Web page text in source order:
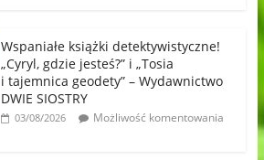
Wspaniałe książki detektywistyczne!
„Cyryl, gdzie jesteś?” i „Tosia
i tajemnica geodety” – Wydawnictwo
DWIE SIOSTRY
03/08/2026
Możliwość komentowania